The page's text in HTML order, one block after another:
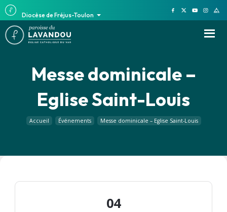
Diocèse de Fréjus-Toulon
Messe dominicale –
Eglise Saint-Louis
Accueil Événements Messe dominicale – Eglise Saint-Louis
04